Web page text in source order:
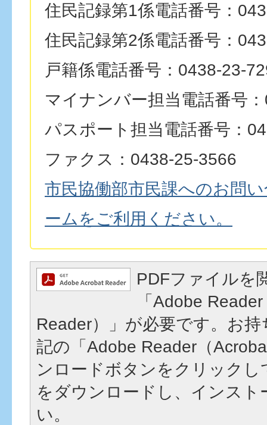
住民記録第1係電話番号：
住民記録第2係電話番号：
戸籍係電話番号：0438-23-
マイナンバー担当電話番号
パスポート担当電話番号：
ファクス：0438-25-3566
市民協働部市民課へのお問
ームをご利用ください。
PDFファイルを
「Adobe
Reader）」が必要です。お
記の「Adobe Reader（
ンロードボタンをクリック
をダウンロードし、インスト
い。